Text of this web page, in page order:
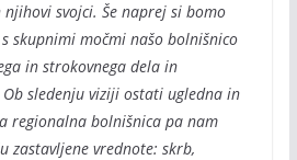
svojci. Še naprej si bomo
skupnimi močmi našo bolnišnico
in strokovnega dela in
sledenju viziji ostati ugledna in
regionalna bolnišnica pa nam
zastavljene vrednote: skrb,